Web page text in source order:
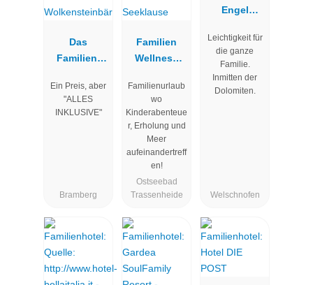
Das
Familien-
Wolkenstein
Ein Preis, aber
"ALLES
INKLUSIVE"
Bramberg
Familien
Wellness
Seeklause
Familienurlaub
wo
Kinderabenteue
r, Erholung und
Meer
aufeinandertreff
en!
Ostseebad
Trassenheide
Engel
Leichtigkeit für
die ganze
Familie.
Inmitten der
Dolomiten.
Welschnofen